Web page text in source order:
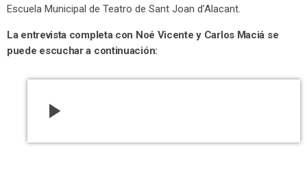
Escuela Municipal de Teatro de Sant Joan d’Alacant.
La entrevista completa con Noé Vicente y Carlos Maciá se
puede escuchar a continuación:
play_arrow